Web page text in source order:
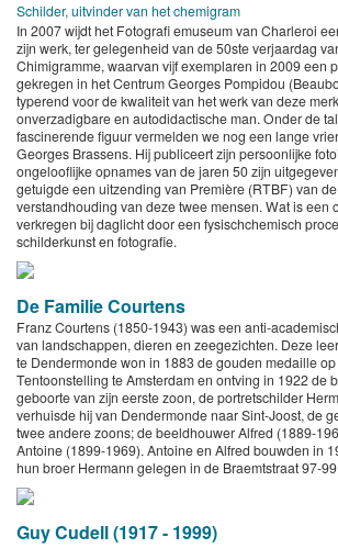
Schilder, uitvinder van het chemigram
In 2007 wijdt het Fotografi emuseum van Charleroi
zijn werk, ter gelegenheid van de 50ste verjaardag
Chimigramme, waarvan vijf exemplaren in 2009 een
gekregen in het Centrum Georges Pompidou
typerend voor de kwaliteit van het werk van deze
onverzadigbare en autodidactische man. Onder de
fascinerende figuur vermelden we nog een lange
Georges Brassens. Hij publiceert zijn persoonlijke
ongelooflijke opnames van de jaren 50 zijn
getuigde een uitzending van Première (RTBF) van
verstandhouding van deze twee mensen. Wat is een
verkregen bij daglicht door een fysischchemisch
schilderkunst en fotografie.
De Familie Courtens
Franz Courtens (1850-1943) was een anti-
van landschappen, dieren en zeegezichten. Deze
te Dendermonde won in 1883 de gouden medaille
Tentoonstelling te Amsterdam en ontving in 1922 de
geboorte van zijn eerste zoon, de portretschilder
verhuisde hij van Dendermonde naar Sint-Joost, de
twee andere zoons; de beeldhouwer Alfred (1889-
Antoine (1899-1969). Antoine en Alfred bouwden in
hun broer Hermann gelegen in de Braemtstraat 97-99.
Guy Cudell (1917 - 1999)